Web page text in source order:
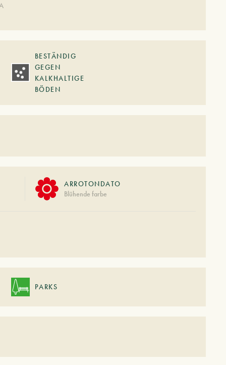
BESTÄNDIG
GEGEN
KALKHALTIGE
BÖDEN
ARROTONDATO
Blühende farbe
PARKS